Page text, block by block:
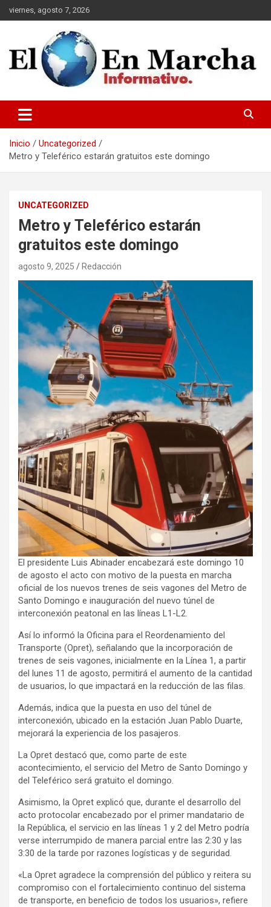
Saltar
al
viernes, agosto 7, 2026
elmundoenmarcha.net
Inicio
Uncategorized
Metro y Teleférico estarán gratuitos este domingo
UNCATEGORIZED
Metro y Teleférico estarán
gratuitos este domingo
agosto 9, 2025 Redacción
El presidente Luis Abinader encabezará este domingo 10
de agosto el acto con motivo de la puesta en marcha
oficial de los nuevos trenes de seis vagones del Metro de
Santo Domingo e inauguración del nuevo túnel de
interconexión peatonal en las líneas L1-L2.
Así lo informó la Oficina para el Reordenamiento del
Transporte (Opret), señalando que la incorporación de
trenes de seis vagones, inicialmente en la Línea 1, a partir
del lunes 11 de agosto, permitirá el aumento de la cantidad
de usuarios, lo que impactará en la reducción de las filas.
Además, indica que la puesta en uso del túnel de
interconexión, ubicado en la estación Juan Pablo Duarte,
mejorará la experiencia de los pasajeros.
La Opret destacó que, como parte de este
acontecimiento, el servicio del Metro de Santo Domingo y
del Teleférico será gratuito el domingo.
Asimismo, la Opret explicó que, durante el desarrollo del
acto protocolar encabezado por el primer mandatario de
la República, el servicio en las líneas 1 y 2 del Metro podría
verse interrumpido de manera parcial entre las 2:30 y las
3:30 de la tarde por razones logísticas y de seguridad.
«La Opret agradece la comprensión del público y reitera su
compromiso con el fortalecimiento continuo del sistema
de transporte, en beneficio de todos los usuarios», refiere